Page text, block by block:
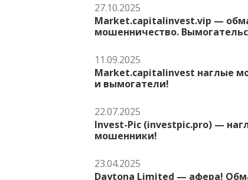
27.10.2025
Market.capitalinvest.vip —
мошенничество.
11.09.2025
Market.capitalinvest наглые
и вымогатели!
22.07.2025
Invest-Pic (investpic.pro) —
мошенники!
23.04.2025
Daytona Limited — афера!